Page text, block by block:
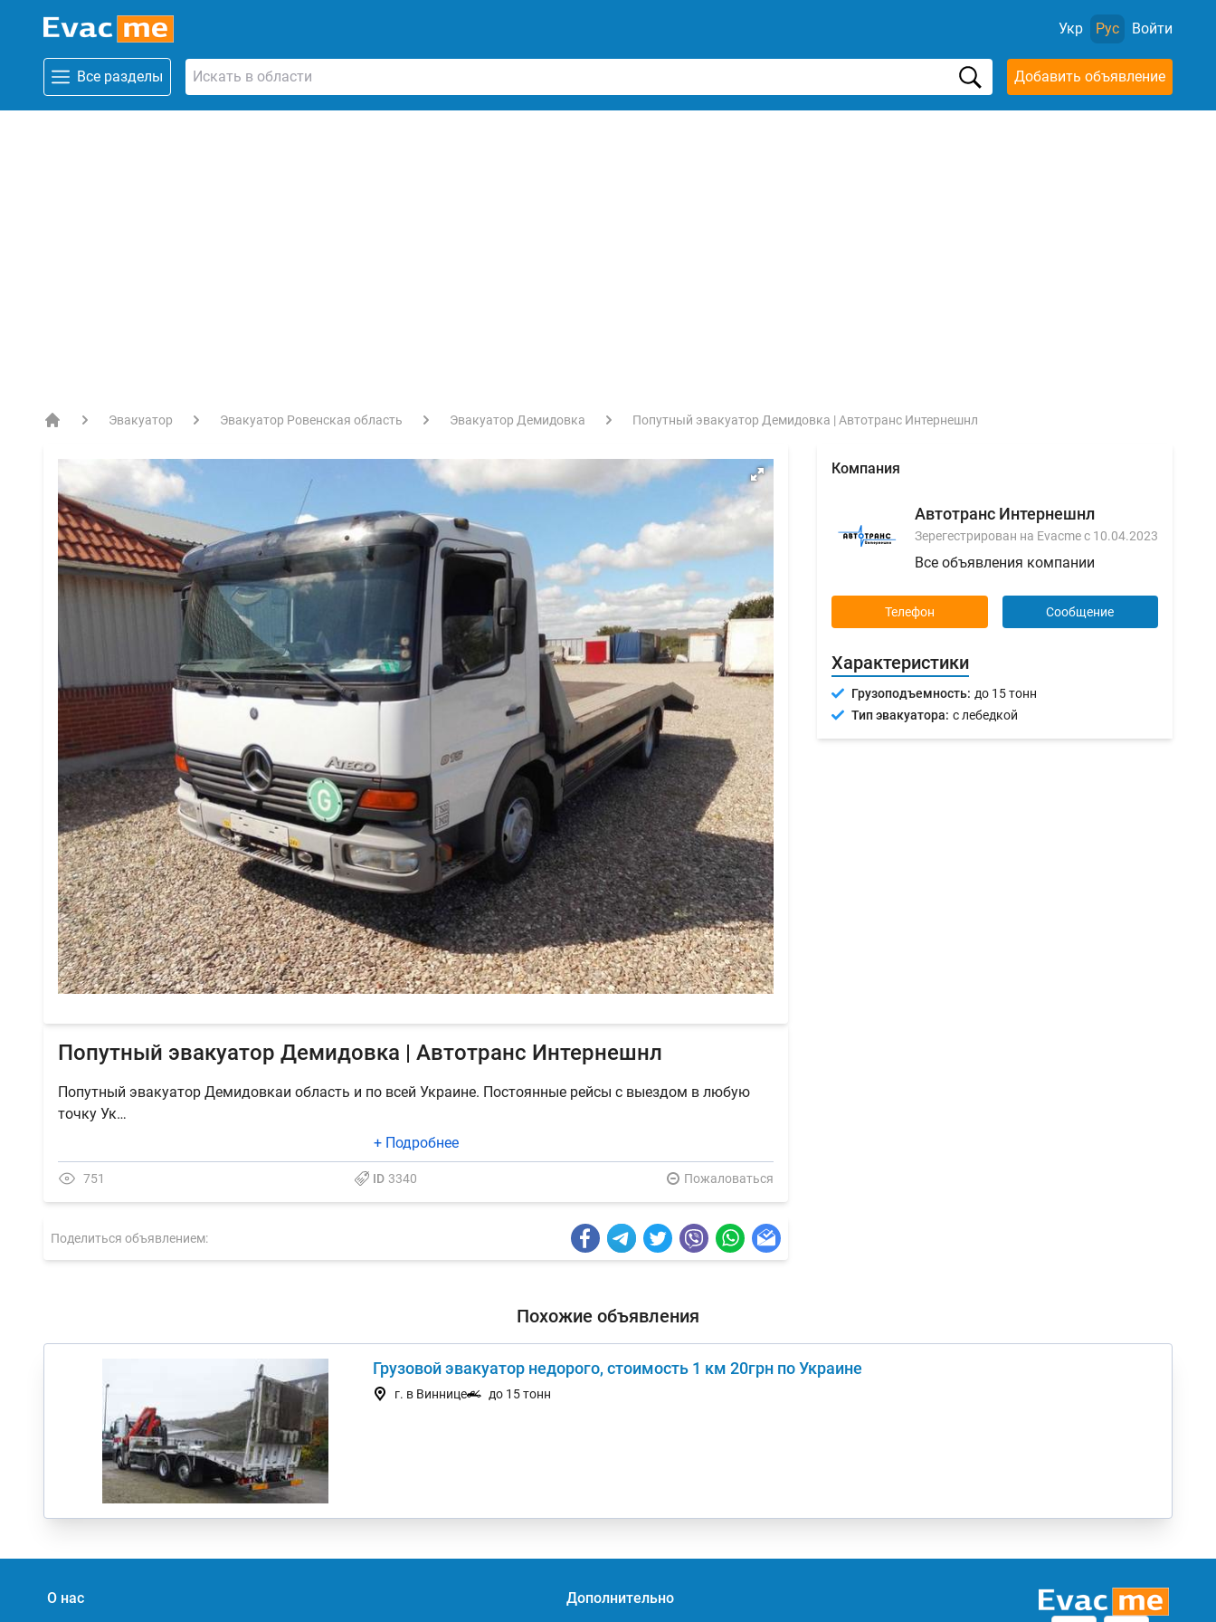
Укр Рус Войти
Все разделы Добавить объявление
Эвакуатор Эвакуатор Ровенская область Эвакуатор Демидовка Попутный эвакуатор Демидовка | Автотранс Интернешнл
Попутный эвакуатор Демидовка | Автотранс Интернешнл
Попутный эвакуатор Демидовкаи область и по всей Украине. Постоянные рейсы с выездом в любую
точку Ук…
+ Подробнее
751 ID 3340 Пожаловаться
Поделиться объявлением:
Компания
Автотранс Интернешнл
Зерегестрирован на Evacme с 10.04.2023
Все объявления компании
Телефон Сообщение
Характеристики
Грузоподъемность: до 15 тонн
Тип эвакуатора: с лебедкой
Похожие объявления
Грузовой эвакуатор недорого, стоимость 1 км 20грн по Украине
г. в Виннице до 15 тонн
О нас Дополнительно